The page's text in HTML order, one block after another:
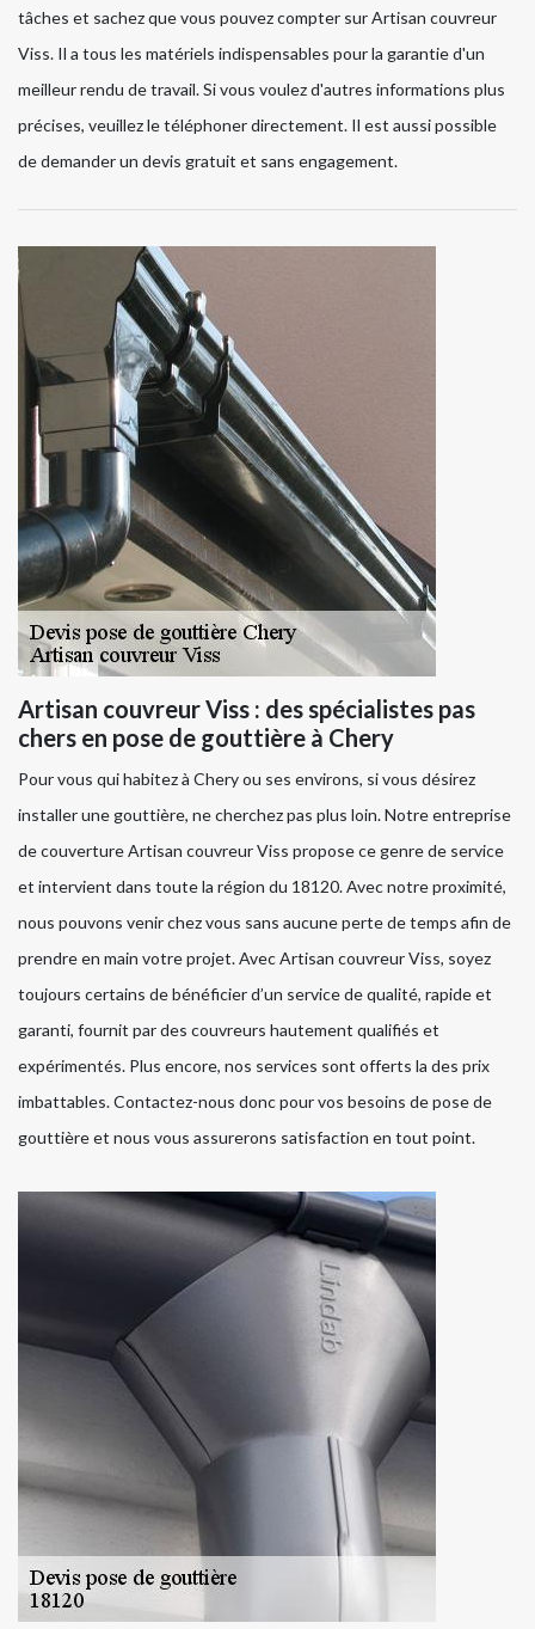
tâches et sachez que vous pouvez compter sur Artisan couvreur
Viss. Il a tous les matériels indispensables pour la garantie d'un
meilleur rendu de travail. Si vous voulez d'autres informations plus
précises, veuillez le téléphoner directement. Il est aussi possible
de demander un devis gratuit et sans engagement.
Artisan couvreur Viss : des spécialistes pas
chers en pose de gouttière à Chery
Pour vous qui habitez à Chery ou ses environs, si vous désirez
installer une gouttière, ne cherchez pas plus loin. Notre entreprise
de couverture Artisan couvreur Viss propose ce genre de service
et intervient dans toute la région du 18120. Avec notre proximité,
nous pouvons venir chez vous sans aucune perte de temps afin de
prendre en main votre projet. Avec Artisan couvreur Viss, soyez
toujours certains de bénéficier d’un service de qualité, rapide et
garanti, fournit par des couvreurs hautement qualifiés et
expérimentés. Plus encore, nos services sont offerts la des prix
imbattables. Contactez-nous donc pour vos besoins de pose de
gouttière et nous vous assurerons satisfaction en tout point.